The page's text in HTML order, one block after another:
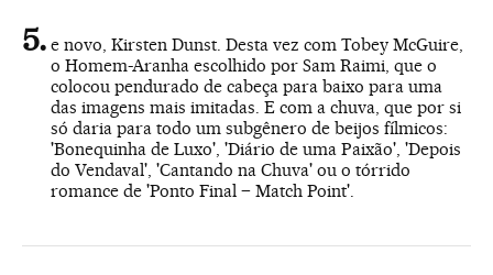
e novo, Kirsten Dunst. Desta vez com Tobey McGuire,
o Homem-Aranha escolhido por Sam Raimi, que o
colocou pendurado de cabeça para baixo para uma
das imagens mais imitadas. E com a chuva, que por si
só daria para todo um subgênero de beijos fílmicos:
'Bonequinha de Luxo', 'Diário de uma Paixão', 'Depois
do Vendaval', 'Cantando na Chuva' ou o tórrido
romance de 'Ponto Final – Match Point'.